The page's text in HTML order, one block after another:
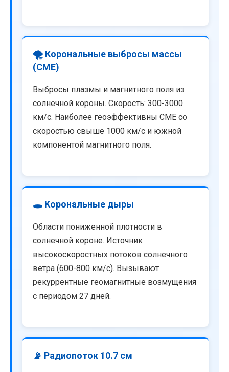
🌪️ Корональные выбросы массы
(CME)
Выбросы плазмы и магнитного поля из
солнечной короны. Скорость: 300-3000
км/с. Наиболее геоэффективны CME со
скоростью свыше 1000 км/с и южной
компонентой магнитного поля.
🕳️ Корональные дыры
Области пониженной плотности в
солнечной короне. Источник
высокоскоростных потоков солнечного
ветра (600-800 км/с). Вызывают
рекуррентные геомагнитные возмущения
с периодом 27 дней.
📡 Радиопоток 10.7 см